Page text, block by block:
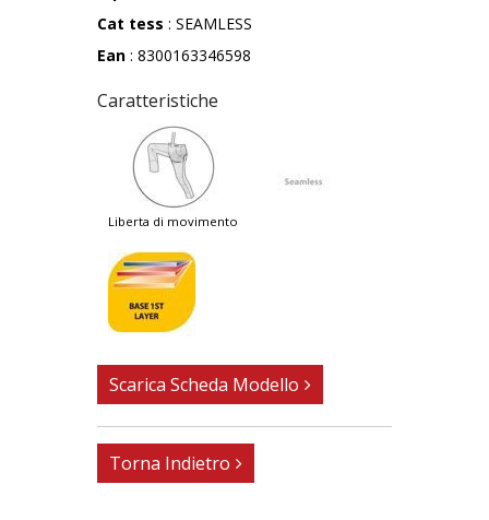
Cat tess : SEAMLESS
Ean : 8300163346598
Caratteristiche
liberta di movimento
Scarica Scheda Modello
Torna Indietro